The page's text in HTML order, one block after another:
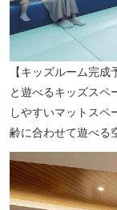
【キッズルーム完
と遊べるキッズスペ
しやすいマットスペ
齢に合わせて遊べる